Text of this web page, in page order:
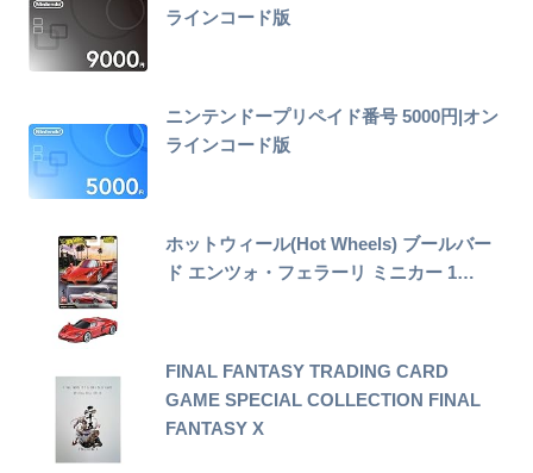
ラインコード版
ニンテンドープリペイド番号 5000円|オン
ラインコード版
ホットウィール(Hot Wheels) ブールバー
ド エンツォ・フェラーリ ミニカー 1…
FINAL FANTASY TRADING CARD
GAME SPECIAL COLLECTION FINAL
FANTASY X